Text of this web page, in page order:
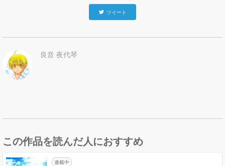
ツイート
良音 夜代琴
この作品を読んだ人におすすめ
連載中